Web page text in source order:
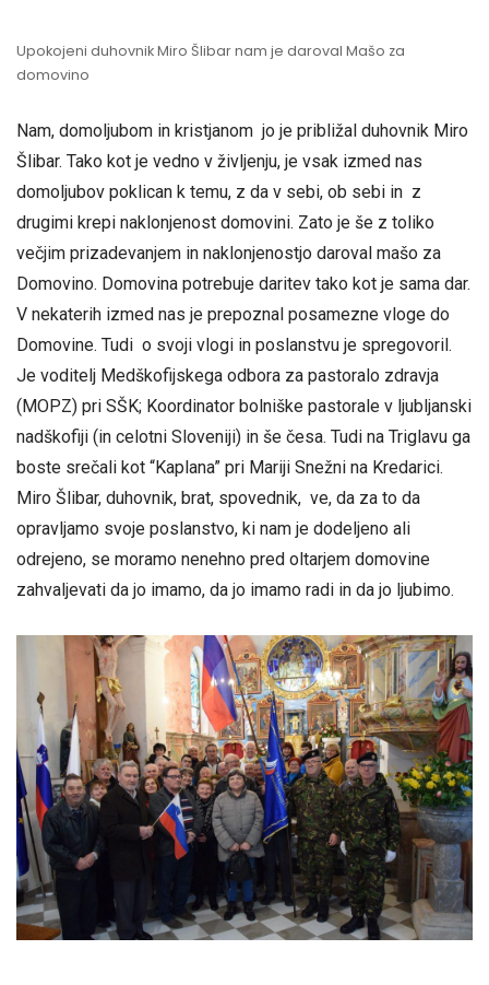
Upokojeni duhovnik Miro Šlibar nam je daroval Mašo za
domovino
Nam, domoljubom in kristjanom jo je približal duhovnik Miro
Šlibar. Tako kot je vedno v življenju, je vsak izmed nas
domoljubov poklican k temu, z da v sebi, ob sebi in z
drugimi krepi naklonjenost domovini. Zato je še z toliko
večjim prizadevanjem in naklonjenostjo daroval mašo za
Domovino. Domovina potrebuje daritev tako kot je sama dar.
V nekaterih izmed nas je prepoznal posamezne vloge do
Domovine. Tudi o svoji vlogi in poslanstvu je spregovoril.
Je voditelj Medškofijskega odbora za pastoralo zdravja
(MOPZ) pri SŠK; Koordinator bolniške pastorale v ljubljanski
nadškofiji (in celotni Sloveniji) in še česa. Tudi na Triglavu ga
boste srečali kot “Kaplana” pri Mariji Snežni na Kredarici.
Miro Šlibar, duhovnik, brat, spovednik, ve, da za to da
opravljamo svoje poslanstvo, ki nam je dodeljeno ali
odrejeno, se moramo nenehno pred oltarjem domovine
zahvaljevati da jo imamo, da jo imamo radi in da jo ljubimo.